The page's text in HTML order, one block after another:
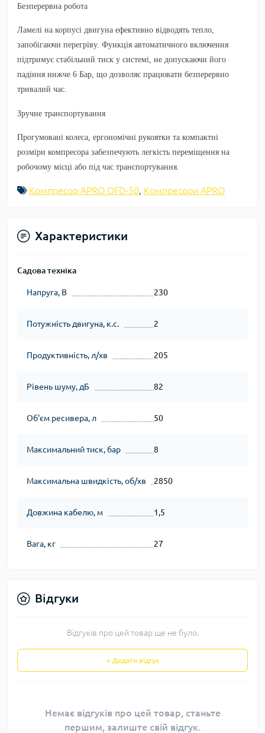
Безперервна робота
Ламелі на корпусі двигуна ефективно відводять тепло,
запобігаючи перегріву. Функція автоматичного включення
підтримує стабільний тиск у системі, не допускаючи його
падіння нижче 6 Бар, що дозволяє працювати безперервно
тривалий час.
Зручне транспортування
Прогумовані колеса, ергономічні рукоятки та компактні
розміри компресора забезпечують легкість переміщення на
робочому місці або під час транспортування.
Компресор APRO OFD-50, Компресори APRO
Характеристики
Садова техніка
Напруга, В 230
Потужність двигуна, к.с. 2
Продуктивність, л/хв 205
Рівень шуму, дБ 82
Об'єм ресивера, л 50
Максимальний тиск, бар 8
Максимальна швидкість, об/хв 2850
Довжина кабелю, м 1,5
Вага, кг 27
Відгуки
Відгуків про цей товар ще не було.
+ Додати відгук
Немає відгуків про цей товар, станьте
першим, залиште свій відгук.